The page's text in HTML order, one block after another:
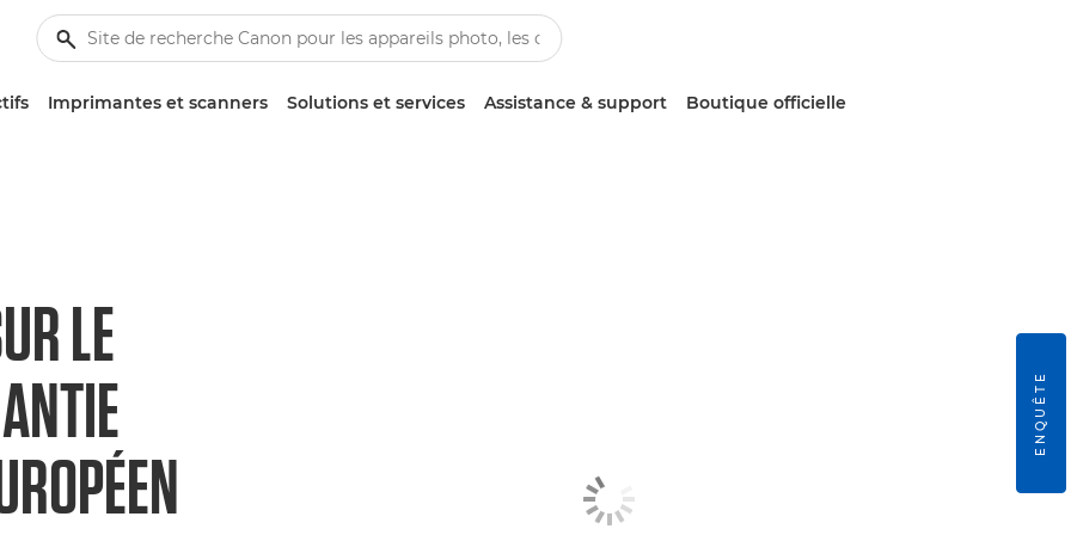
Imprimantes et scanners Solutions et services Assistance & support Boutique officielle
LE
ENQUÊTE